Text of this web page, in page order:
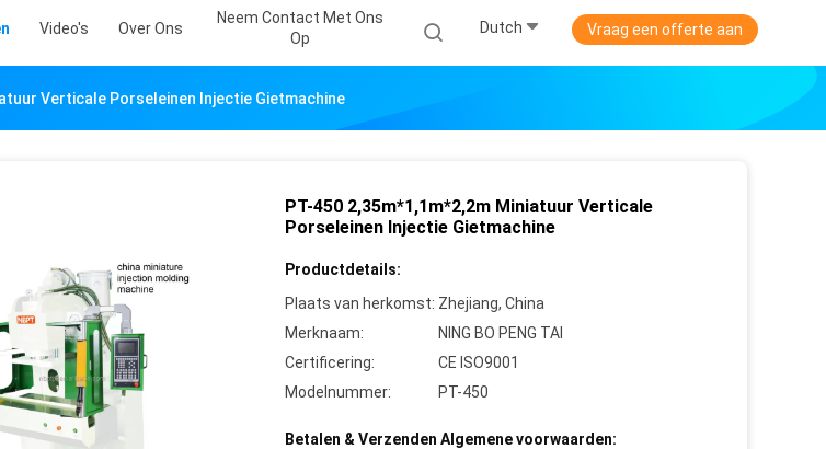
Video's Over Ons
Neem Contact Met Ons
Op
Dutch Vraag een offerte aan
Verticale Porseleinen Injectie Gietmachine
PT-450 2,35m*1,1m*2,2m Miniatuur Verticale
Porseleinen Injectie Gietmachine
Productdetails:
Plaats van herkomst: Zhejiang, China
Merknaam:
NING BO PENG TAI
Certificering:
CE ISO9001
Modelnummer:
PT-450
Betalen & Verzenden Algemene voorwaarden: